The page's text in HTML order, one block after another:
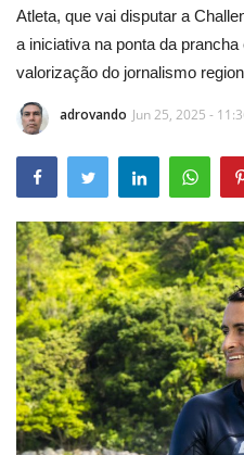
Politica
Saúde
Entretenimento
Esportes
Expediente - Equipe de
Galeria
Geral
Atleta, que vai disputar a
a iniciativa na ponta da
valorização do jornalismo
adrovando Jun 25, 2025 -